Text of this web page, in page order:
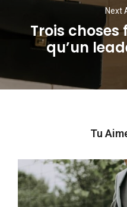
Next
Trois
qu’un
Tu